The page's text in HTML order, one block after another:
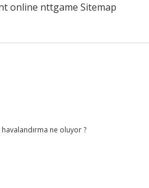
online nttgame Sitemap
ne oluyor ?